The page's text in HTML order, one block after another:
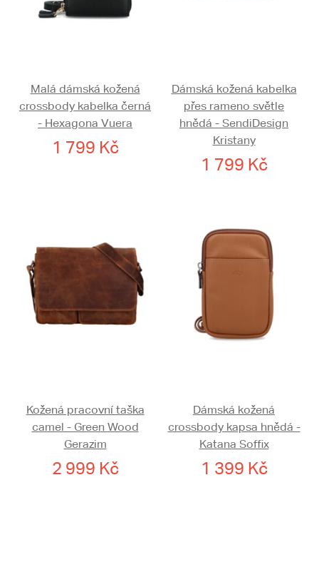
Malá dámská kožená
crossbody kabelka černá
- Hexagona Vuera
1 799 Kč
Dámská kožená kabelka
přes rameno světle
hnědá - SendiDesign
Kristany
1 799 Kč
Kožená pracovní taška
camel - Green Wood
Gerazim
2 999 Kč
Dámská kožená
crossbody kapsa hnědá -
Katana Soffix
1 399 Kč